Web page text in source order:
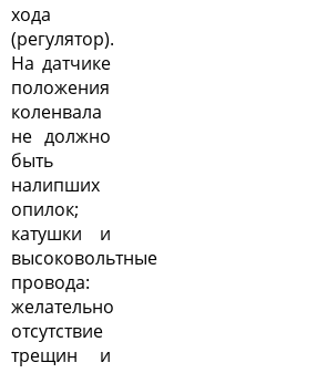
хода
(регулятор).
На датчике
положения
коленвала
не должно
быть
налипших
опилок;
катушки и
высоковольтные
провода:
желательно
отсутствие
трещин и